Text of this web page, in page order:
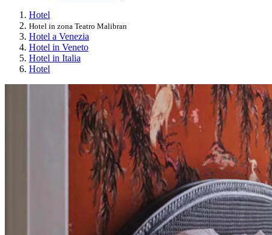
Hotel
Hotel in zona Teatro Malibran
Hotel a Venezia
Hotel in Veneto
Hotel in Italia
Hotel